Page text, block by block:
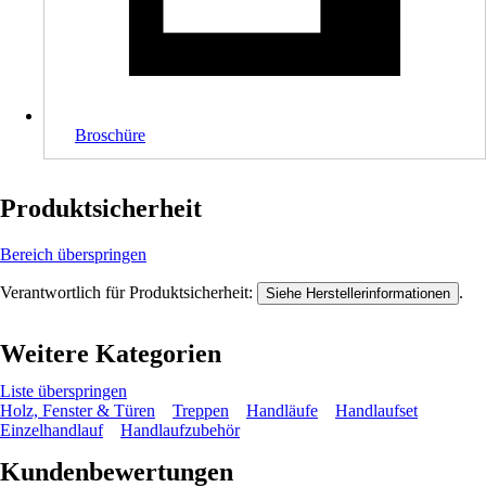
Broschüre
Produktsicherheit
Bereich überspringen
Verantwortlich für Produktsicherheit: Siehe Herstellerinformationen .
Weitere Kategorien
Liste überspringen
Holz, Fenster & Türen
Treppen Handläufe
Handlaufset
Einzelhandlauf
Handlaufzubehör
Kundenbewertungen